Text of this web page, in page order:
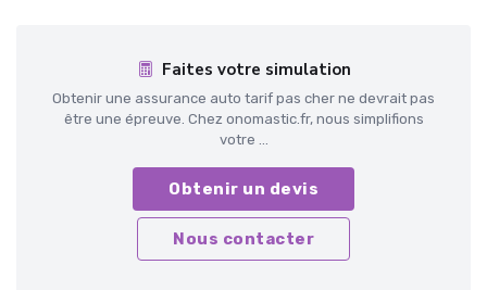
Faites votre simulation
Obtenir une assurance auto tarif pas cher ne devrait pas
être une épreuve. Chez onomastic.fr, nous simplifions
votre ...
Obtenir un devis
Nous contacter